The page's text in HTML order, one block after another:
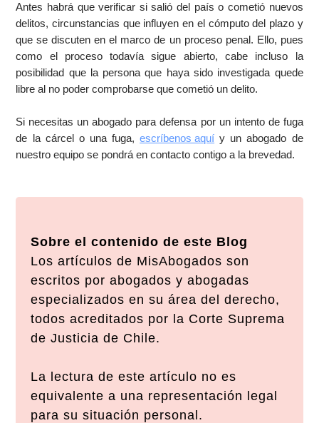
Antes habrá que verificar si salió del país o cometió nuevos
delitos, circunstancias que influyen en el cómputo del plazo y
que se discuten en el marco de un proceso penal. Ello, pues
como el proceso todavía sigue abierto, cabe incluso la
posibilidad que la persona que haya sido investigada quede
libre al no poder comprobarse que cometió un delito.
Si necesitas un abogado para defensa por un intento de fuga
de la cárcel o una fuga,escríbenos aquí y un abogado de
nuestro equipo se pondrá en contacto contigo a la brevedad.
Sobre el contenido de este Blog
Los artículos de MisAbogados son
escritos por abogados y abogadas
especializados en su área del derecho,
todos acreditados por la Corte Suprema
de Justicia de Chile.
La lectura de este artículo no es
equivalente a una representación legal
para su situación personal.